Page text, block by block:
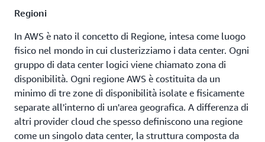
settentrionale)
Stati Uniti orientali (Virginia
settentrionale)
Stati Uniti orientali (Ohio)
Stati Uniti occidentali (Oregon)
Disponibile Disponibile a breve
Boston, Massachusetts
Chicago, Illinois
Columbus, Ohio
Dallas/Fort Worth,
Texas
Palo Alto, California
Phoenix, Arizona
Philadelphia,
Pennsylvania
Portland, Oregon
Regioni
In AWS è nato il concetto di Regione, intesa come luogo
fisico nel mondo in cui clusterizziamo i data center. Ogni
gruppo di data center logici viene chiamato zona di
disponibilità. Ogni regione AWS è costituita da un
minimo di tre zone di disponibilità isolate e fisicamente
separate all'interno di un'area geografica. A differenza di
altri provider cloud che spesso definiscono una regione
come un singolo data center, la struttura composta da